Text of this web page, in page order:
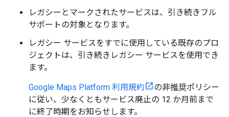
レガシーとマークされたサービスは、引き続きフル
サポートの対象となります。
レガシー サービスをすでに使用している既存のプロ
ジェクトは、引き続きレガシー サービスを使用でき
ます。
Google Maps Platform 利用規約
の非推奨ポリシー
に従い、少なくともサービス廃止の 12 か月前まで
に終了時期をお知らせします。